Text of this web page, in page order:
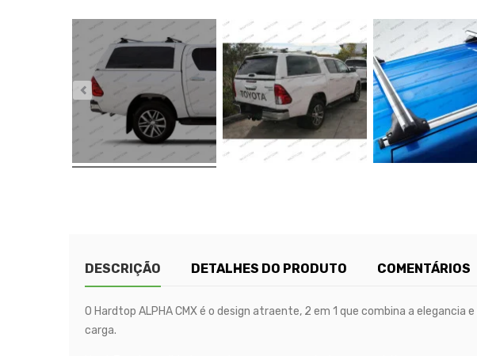
DESCRIÇÃO DETALHES DO PRODUTO COMENTÁRIOS
O Hardtop ALPHA CMX é o design atraente, 2 em 1 que combina a
carga.